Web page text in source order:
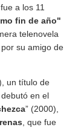
a los 11
fin de año"
telenovela
su amigo de
un título de
debutó en el
” (2000),
, que fue